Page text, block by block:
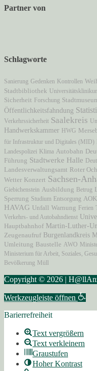
Partner von
Schlagworte
Sanierung Gedenken Kontrollen
Stadtbibliothek
Sicherheit Forschung
Öffentlichkeitsfahndung
Verkehrssicherheit Saalekreis
Handwerkskammer HWG
für Infrastruktur und Digitales (MID)
Landespolizei Klima Autobahn
Führung Stadtwerke Halle
Landesverwaltungsamt Roter
Wetter Konzert Sachsen-
Giebichenstein Ausbildung Betrug
Sperrung Studium Entsorgung AOK
HAVAG Unfall Warnung Ferien
Verkehrs- und Autobahndienst
Hauptbahnhof Martin-Luther-
Zeugenaufruf Burgenlandkreis
Umleitung Baustelle AWO
Ministerium für Arbeit, Soziales,
Bevölkerung Müll
Copyright © 2026 |
Werkzeugleiste öffnen
Barierrefreiheit
Text vergrößern
Text verkleinern
Graustufen
Hoher Kontrast